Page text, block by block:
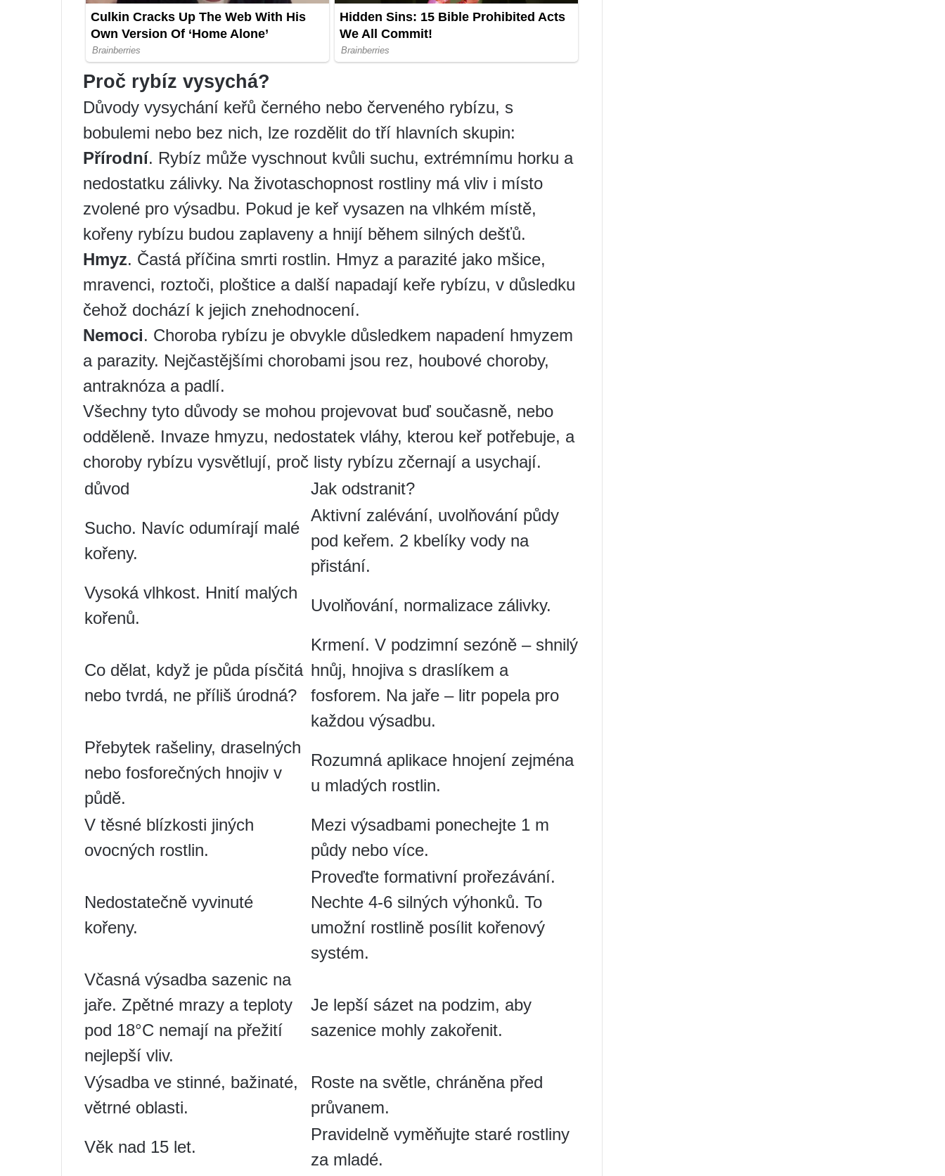
Proč rybíz vysychá?
Důvody vysychání keřů černého nebo červeného rybízu, s
bobulemi nebo bez nich, lze rozdělit do tří hlavních skupin:
Přírodní. Rybíz může vyschnout kvůli suchu, extrémnímu horku a
nedostatku zálivky. Na životaschopnost rostliny má vliv i místo
zvolené pro výsadbu. Pokud je keř vysazen na vlhkém místě,
kořeny rybízu budou zaplaveny a hnijí během silných dešťů.
Hmyz. Častá příčina smrti rostlin. Hmyz a parazité jako mšice,
mravenci, roztoči, ploštice a další napadají keře rybízu, v důsledku
čehož dochází k jejich znehodnocení.
Nemoci. Choroba rybízu je obvykle důsledkem napadení hmyzem
a parazity. Nejčastějšími chorobami jsou rez, houbové choroby,
antraknóza a padlí.
Všechny tyto důvody se mohou projevovat buď současně, nebo
odděleně. Invaze hmyzu, nedostatek vláhy, kterou keř potřebuje, a
choroby rybízu vysvětlují, proč listy rybízu zčernají a usychají.
důvod
Jak odstranit?
Sucho. Navíc odumírají malé
kořeny.
Aktivní zalévání, uvolňování půdy
pod keřem. 2 kbelíky vody na
přistání.
Vysoká vlhkost. Hnití malých
kořenů.
Uvolňování, normalizace zálivky.
Co dělat, když je půda písčitá
nebo tvrdá, ne příliš úrodná?
Krmení. V podzimní sezóně – shnilý
hnůj, hnojiva s draslíkem a
fosforem. Na jaře – litr popela pro
každou výsadbu.
Přebytek rašeliny, draselných
nebo fosforečných hnojiv v
půdě.
Rozumná aplikace hnojení zejména
u mladých rostlin.
V těsné blízkosti jiných
ovocných rostlin.
Mezi výsadbami ponechejte 1 m
půdy nebo více.
Nedostatečně vyvinuté
kořeny.
Proveďte formativní prořezávání.
Nechte 4-6 silných výhonků. To
umožní rostlině posílit kořenový
systém.
Včasná výsadba sazenic na
jaře. Zpětné mrazy a teploty
pod 18°C ​​nemají na přežití
nejlepší vliv.
Je lepší sázet na podzim, aby
sazenice mohly zakořenit.
Výsadba ve stinné, bažinaté,
větrné oblasti.
Roste na světle, chráněna před
průvanem.
Věk nad 15 let.
Pravidelně vyměňujte staré rostliny
za mladé.